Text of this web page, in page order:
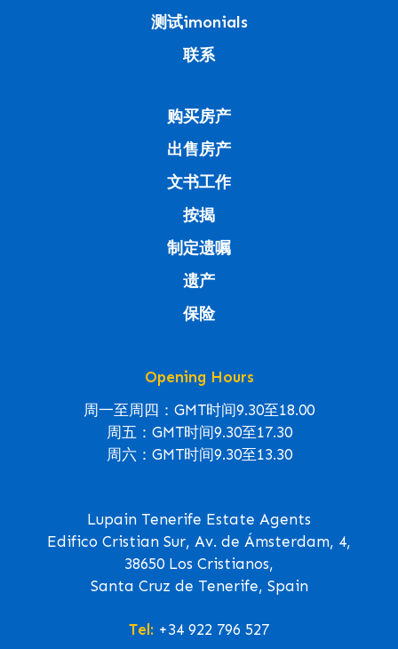
测试imonials
联系
购买房产
出售房产
文书工作
按揭
制定遗嘱
遗产
保险
Opening Hours
周一至周四：GMT时间9.30至18.00
周五：GMT时间9.30至17.30
周六：GMT时间9.30至13.30
Lupain Tenerife Estate Agents
Edifico Cristian Sur, Av. de Ámsterdam, 4,
38650 Los Cristianos,
Santa Cruz de Tenerife, Spain
Tel: +34 922 796 527